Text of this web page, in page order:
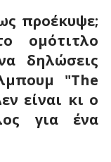
προέκυψε;
ομότιτλο
δηλώσεις
"The
είναι κι ο
για ένα